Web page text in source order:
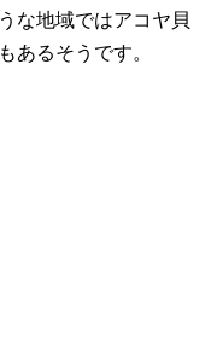
な地域ではアコヤ貝
あるそうです。